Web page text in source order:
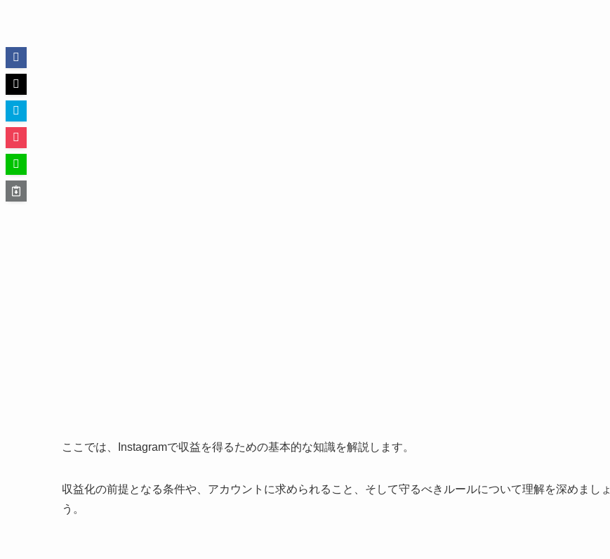
ここでは、Instagramで収益を得るための基本的な知識を解説します。
収益化の前提となる条件や、アカウントに求められること、そして守るべきルールについて理解を深めましょ
う。